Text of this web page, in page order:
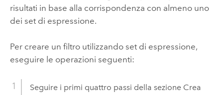
risultati in base alla corrispondenza con almeno uno
dei set di espressione.
Per creare un filtro utilizzando set di espressione,
eseguire le operazioni seguenti:
Seguire i primi quattro passi della sezione Crea